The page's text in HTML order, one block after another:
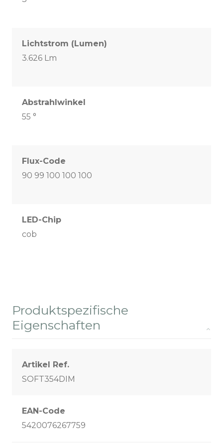
Lichtstrom (Lumen)
3.626 Lm
Abstrahlwinkel
55 °
Flux-Code
90 99 100 100 100
LED-Chip
cob
Produktspezifische
Eigenschaften
Artikel Ref.
SOFT354DIM
EAN-Code
5420076267759